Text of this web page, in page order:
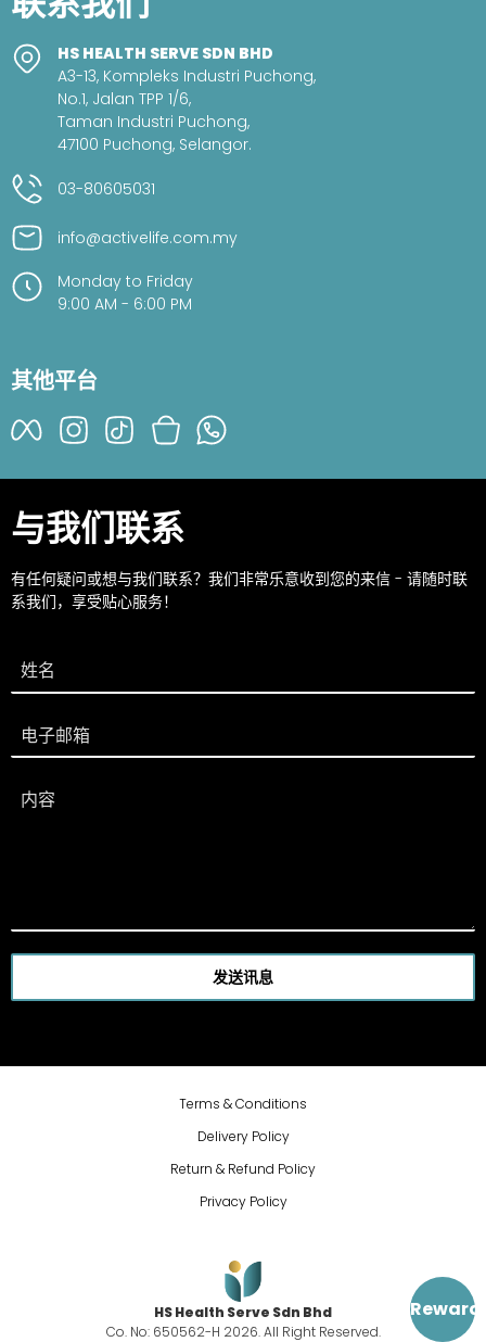
HS HEALTH SERVE SDN BHD
A3-13, Kompleks Industri Puchong,
No.1, Jalan TPP 1/6,
Taman Industri Puchong,
47100 Puchong, Selangor.
03-80605031
info@activelife.com.my
Monday to Friday
9:00 AM - 6:00 PM
其他平台
与我们联系
有任何疑问或想与我们联系？我们非常乐意收到您的来信 - 请随时联
系我们，享受贴心服务！
发送讯息
HS Health Serve Sdn Bhd
Co. No: 650562-H 2026. All Right Reserved.
Terms & Conditions
Delivery Policy
Return & Refund Policy
Privacy Policy
Reward